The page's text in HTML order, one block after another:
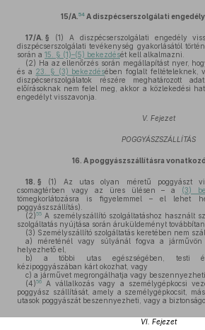
15/A. 54A diszpécserszolgálati
17/A. § (1) A diszpécserszolgálati engedély
diszpécserszolgálati tevékenység gyakorlásától
során a 15. § (1)–(5) bekezdését kell alkalmazni.
(2) Ha az ellenőrzés során megállapítást nyer,
és a 23. § (3) bekezdésében foglalt feltételeknek,
diszpécserszolgálatok részére meghatározott
előírásoknak nem felel meg, akkor a közlekedési
engedélyt visszavonja.
V. Fejezet
POGGYÁSZSZÁLLÍTÁS
16. A poggyászszállításra
18. § (1)
Az utas olyan méretű poggyászt
csomagtérben vagy az üres ülésen – a (3)
tömegkorlátozásra is figyelemmel – el lehet
poggyászszállítás).
(2)55 A személyszállító szolgáltatáshoz használt
szolgáltatás nyújtása során áruküldeményt
(3) Személyszállító szolgáltatás keretében nem
a) méreténél vagy súlyánál fogva a
helyezhető el,
b) a többi utas egészségében, testi
kézipoggyászában kárt okozhat, vagy
c) a járművet megrongálhatja vagy beszennyezheti.
(4)56
A vállalkozás vagy a személygépkocsi
poggyász szállítását, amely a személygépkocsit,
utasok poggyászát beszennyezheti, vagy a
VI. Fejezet